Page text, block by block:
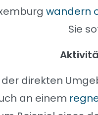
wandern
Sie
der direkten
an einem